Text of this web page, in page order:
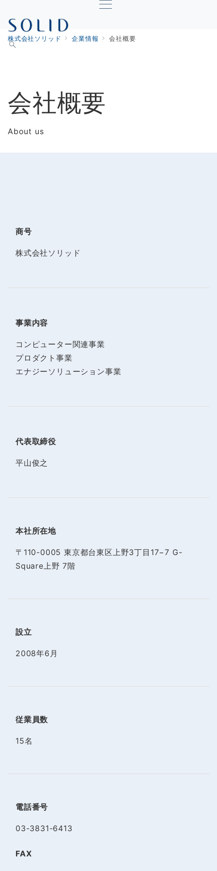
株式会社ソリッド 企業情報 会社概要
会社概要
About us
商号
株式会社ソリッド
事業内容
コンピューター関連事業
プロダクト事業
エナジーソリューション事業
代表取締役
平山俊之
本社所在地
〒110-0005 東京都台東区上野3丁目17−7 G-
Square上野 7階
設立
2008年6月
従業員数
15名
電話番号
03-3831-6413
FAX